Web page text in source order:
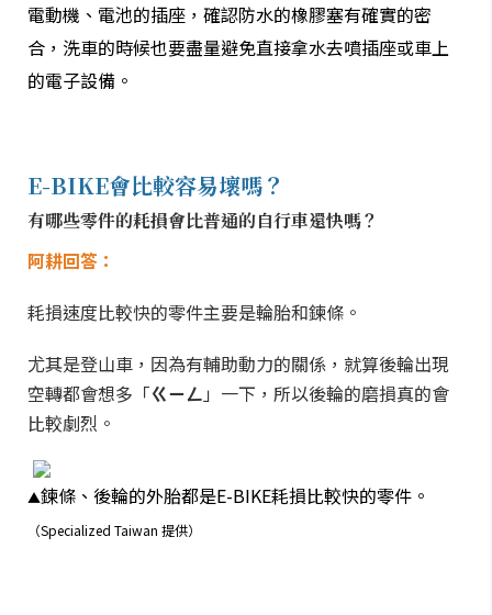
電動機、電池的插座，確認防水的橡膠塞有確實的密
合，洗車的時候也要盡量避免直接拿水去噴插座或車上
的電子設備。
E-BIKE會比較容易壞嗎？
有哪些零件的耗損會比普通的自行車還快嗎？
阿耕回答：
耗損速度比較快的零件主要是輪胎和鍊條。
尤其是登山車，因為有輔助動力的關係，就算後輪出現
空轉都會想多「ㄍㄧㄥ 」一下，所以後輪的磨損真的會
比較劇烈。
▲鍊條、後輪的外胎都是E-BIKE耗損比較快的零件。
（Specialized Taiwan 提供）